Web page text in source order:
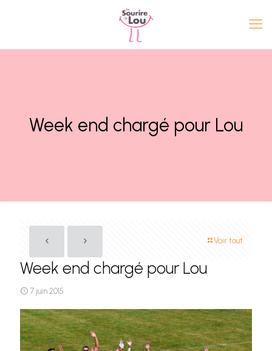
Week end chargé pour Lou
Voir tout
Week end chargé pour Lou
7 juin 2015